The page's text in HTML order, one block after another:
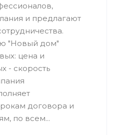
и предлагают
"Новый дом"
цена и
- скорость
договора и
по всем...